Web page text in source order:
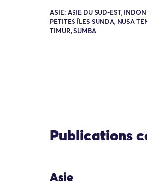
ASIE: ASIE DU SUD-EST,
PETITES ÎLES SUNDA, NUSA
TIMUR, SUMBA
Publications
Asie